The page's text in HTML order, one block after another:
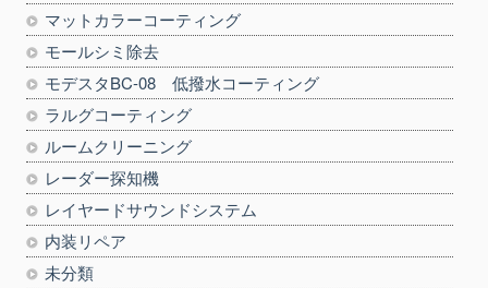
マットカラーコーティング
モールシミ除去
モデスタBC-08 低撥水コーティング
ラルグコーティング
ルームクリーニング
レーダー探知機
レイヤードサウンドシステム
内装リペア
未分類